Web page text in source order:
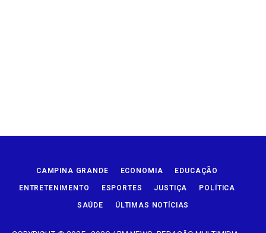
CAMPINA GRANDE ECONOMIA EDUCAÇÃO
ENTRETENIMENTO ESPORTES JUSTIÇA POLÍTICA
SAÚDE ÚLTIMAS NOTÍCIAS